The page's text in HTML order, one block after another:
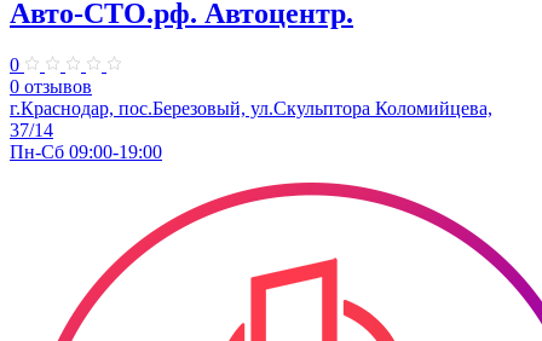
Авто-СТО.рф. Автоцентр.
0
0 отзывов
г.Краснодар, пос.Березовый, ул.Скульптора Коломийцева,
37/14
Пн-Сб 09:00-19:00